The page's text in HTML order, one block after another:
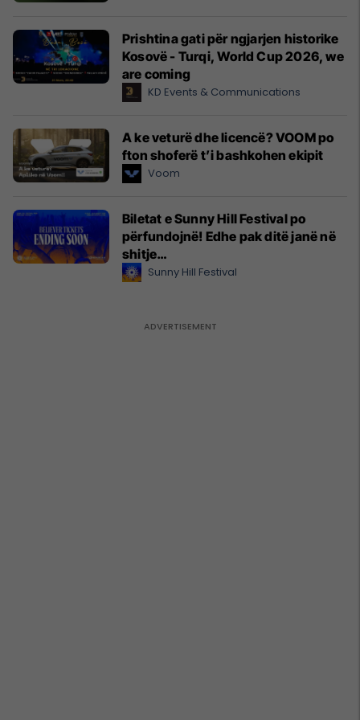
Prishtina gati për ngjarjen historike
Kosovë - Turqi, World Cup 2026, we
are coming
KD Events & Communications
A ke veturë dhe licencë? VOOM po
fton shoferë t’i bashkohen ekipit
Voom
Biletat e Sunny Hill Festival po
përfundojnë! Edhe pak ditë janë në
shitje…
Sunny Hill Festival